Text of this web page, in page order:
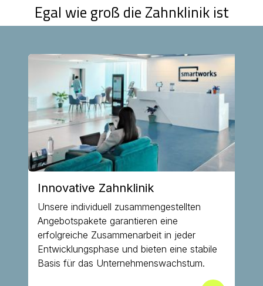
Egal wie groß die Zahnklinik ist
Innovative Zahnklinik
Unsere individuell zusammengestellten
Angebotspakete garantieren eine
erfolgreiche Zusammenarbeit in jeder
Entwicklungsphase und bieten eine stabile
Basis für das Unternehmenswachstum.